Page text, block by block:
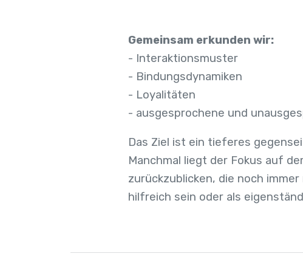
Gemeinsam erkunden wir:
- Interaktionsmuster
- Bindungsdynamiken
- Loyalitäten
- ausgesprochene und
Das Ziel ist ein tieferes
Manchmal liegt der Fokus auf
zurückzublicken, die noch
hilfreich sein oder als